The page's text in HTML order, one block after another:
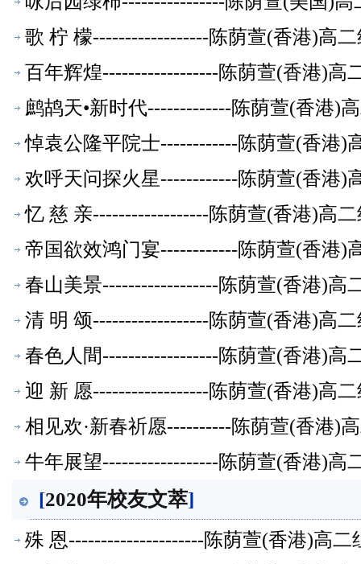
歌 柠 檬------------------陈荫萱(香港)高
百年辉煌------------------陈荫萱(香港)高
鹧鸪天•新时代-------------陈荫萱(香港)
悼袁公隆平院士------------陈荫萱(香港)
欢呼天问探火星------------陈荫萱(香港)
忆 慈 亲------------------陈荫萱(香港)高
帝国欲效鸿门宴------------陈荫萱(香港)
春山美景------------------陈荫萱(香港)高
清 明 颂------------------陈荫萱(香港)高
春色人間------------------陈荫萱(香港)高
迎 新 愿------------------陈荫萱(香港)高
相见欢·新春祈愿----------陈荫萱(香港)
牛年展望------------------陈荫萱(香港)高
[2020年校友文萃]
殊 恩---------------------陈荫萱(香港)高二